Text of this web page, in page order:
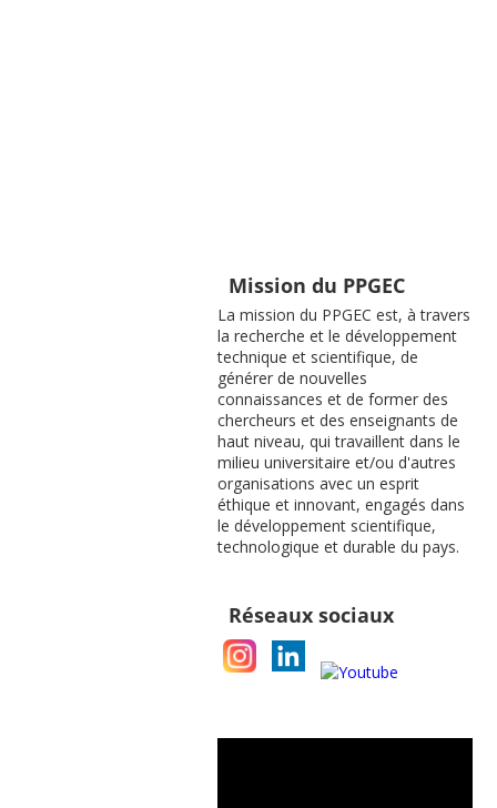
Mission du PPGEC
La mission du PPGEC est, à travers
la recherche et le développement
technique et scientifique, de
générer de nouvelles
connaissances et de former des
chercheurs et des enseignants de
haut niveau, qui travaillent dans le
milieu universitaire et/ou d'autres
organisations avec un esprit
éthique et innovant, engagés dans
le développement scientifique,
technologique et durable du pays.
Réseaux sociaux